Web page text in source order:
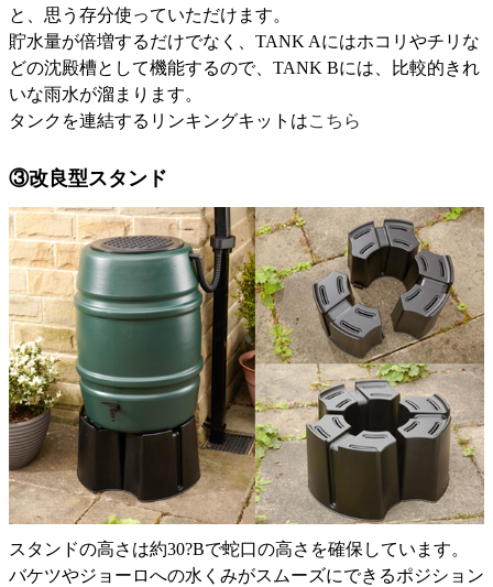
と、思う存分使っていただけます。
貯水量が倍増するだけでなく、TANK Aにはホコリやチリな
どの沈殿槽として機能するので、TANK Bには、比較的きれ
いな雨水が溜まります。
タンクを連結するリンキングキットはこちら
③改良型スタンド
スタンドの高さは約30?Bで蛇口の高さを確保しています。
バケツやジョーロへの水くみがスムーズにできるポジション